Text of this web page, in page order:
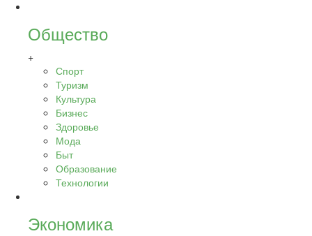
Общество
+
Спорт
Туризм
Культура
Бизнес
Здоровье
Мода
Быт
Образование
Технологии
Экономика